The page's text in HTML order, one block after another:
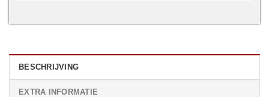
BESCHRIJVING
EXTRA INFORMATIE